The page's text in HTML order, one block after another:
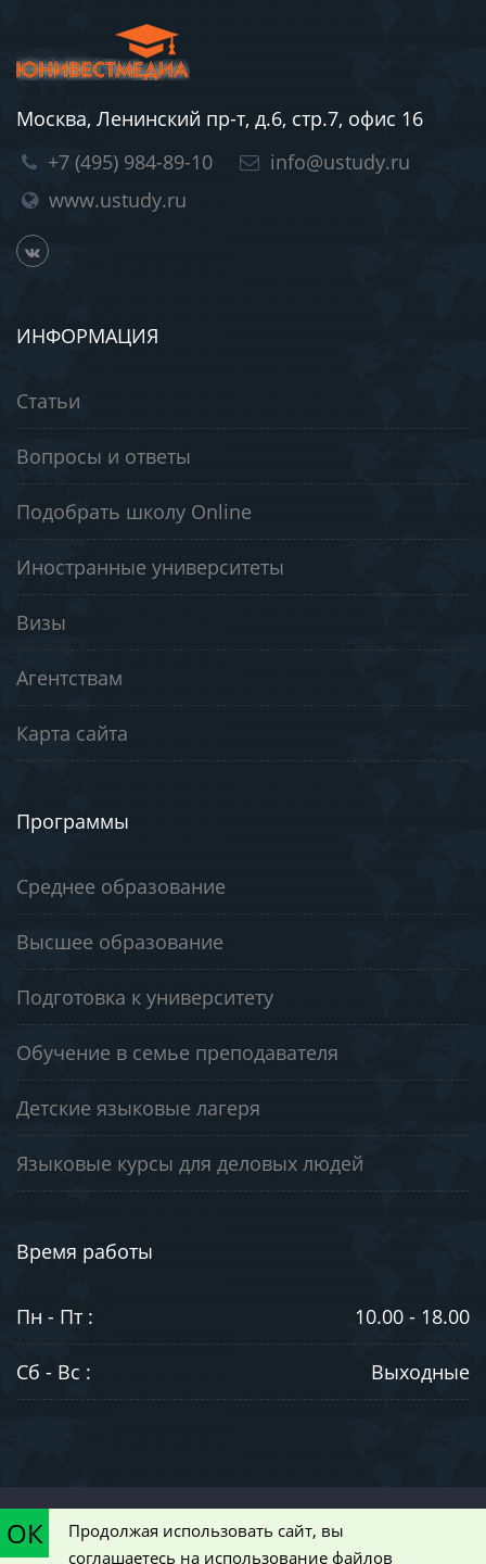
Москва, Ленинский пр-т, д.6, стр.7, офис 16
+7 (495) 984-89-10
info@ustudy.ru
www.ustudy.ru
ИНФОРМАЦИЯ
Статьи
Вопросы и ответы
Подобрать школу Online
Иностранные университеты
Визы
Агентствам
Карта сайта
Программы
Среднее образование
Высшее образование
Подготовка к университету
Обучение в семье преподавателя
Детские языковые лагеря
Языковые курсы для деловых людей
Время работы
Пн - Пт : 10.00 - 18.00
Сб - Вс : Выходные
ознакомительный характер и не является публичной офертой,
ОК
Продолжая использовать сайт, вы
соглашаетесь на использование файлов